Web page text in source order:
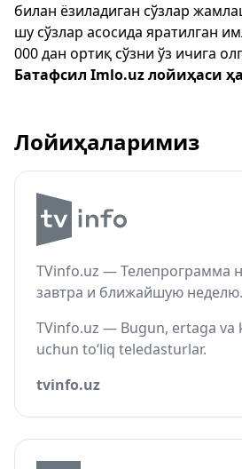
билан ёзиладиган сўзлар
шу сўзлар асосида яратилган
000 дан ортиқ сўзни ўз ичига
Батафсил Imlo.uz лойиҳаси
Лойиҳаларимиз
TVinfo.uz — Телепрограмма
завтра и ближайшую неделю.
TVinfo.uz — Bugun, ertaga va
uchun to‘liq teledasturlar.
tvinfo.uz